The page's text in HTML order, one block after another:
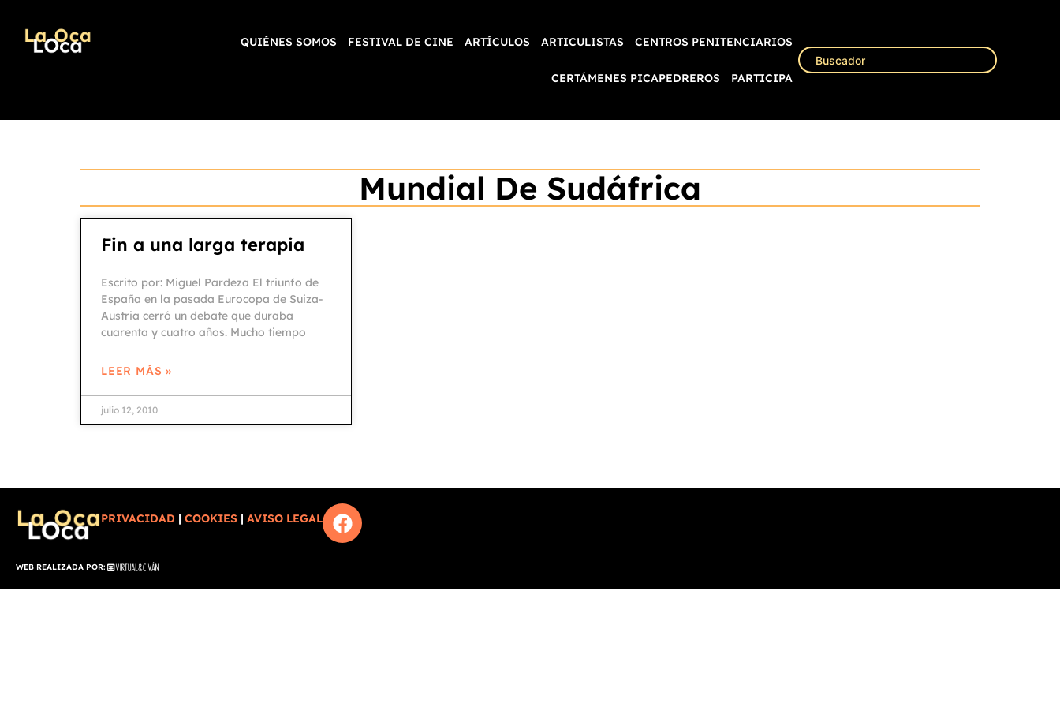
QUIÉNES SOMOS FESTIVAL DE CINE ARTÍCULOS ARTICULISTAS CENTROS PENITENCIARIOS
CERTÁMENES PICAPEDREROS PARTICIPA
Mundial De Sudáfrica
Fin a una larga terapia
Escrito por: Miguel Pardeza El triunfo de
España en la pasada Eurocopa de Suiza-
Austria cerró un debate que duraba
cuarenta y cuatro años. Mucho tiempo
LEER MÁS »
julio 12, 2010
PRIVACIDAD |COOKIES |AVISO LEGAL
WEB REALIZADA POR: